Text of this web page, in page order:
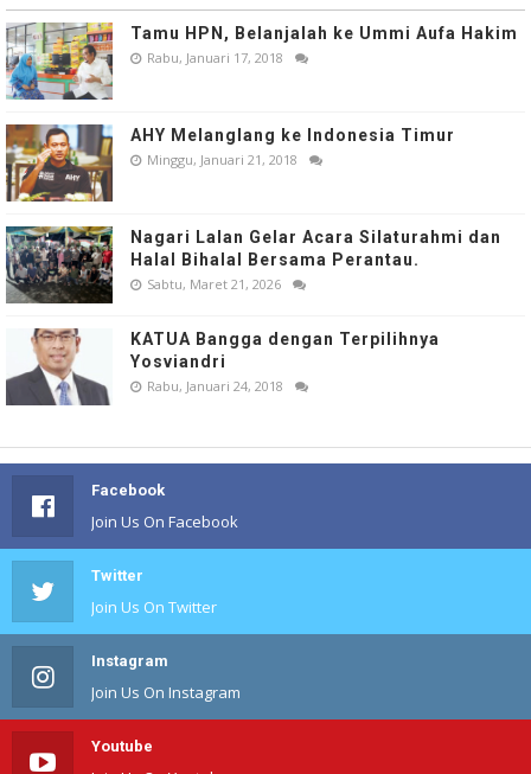
Tamu HPN, Belanjalah ke Ummi Aufa Hakim
Rabu, Januari 17, 2018
AHY Melanglang ke Indonesia Timur
Minggu, Januari 21, 2018
Nagari Lalan Gelar Acara Silaturahmi dan
Halal Bihalal Bersama Perantau.
Sabtu, Maret 21, 2026
KATUA Bangga dengan Terpilihnya
Yosviandri
Rabu, Januari 24, 2018
Facebook
Join Us On Facebook
Twitter
Join Us On Twitter
Instagram
Join Us On Instagram
Youtube